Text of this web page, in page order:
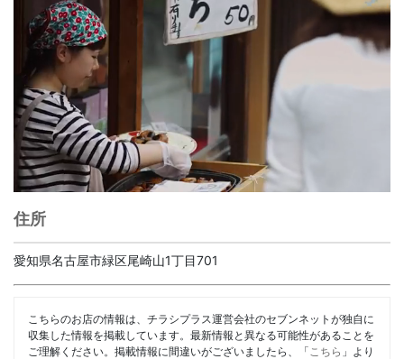
住所
愛知県名古屋市緑区尾崎山1丁目701
こちらのお店の情報は、チラシプラス運営会社のセブンネットが独自に
収集した情報を掲載しています。最新情報と異なる可能性があることを
ご理解ください。掲載情報に間違いがございましたら、「 こちら 」より